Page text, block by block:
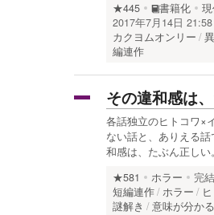
★445 書籍化
2017年7月14日
カクヨムオンリー
編連作
その違和感は
各話独立のヒトコワ×
ない話と、ありえる
和感は、たぶん正しい。
★581 ホラー 完
短編連作 ホラー
謎解き
意味が分か